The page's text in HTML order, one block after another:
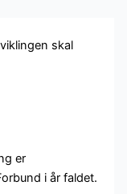
skal
er
i år faldet.